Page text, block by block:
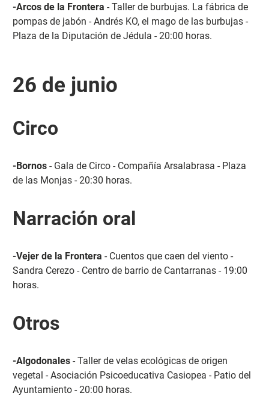
-Arcos de la Frontera - Taller de burbujas. La fábrica de
pompas de jabón - Andrés KO, el mago de las burbujas -
Plaza de la Diputación de Jédula - 20:00 horas.
26 de junio
Circo
-Bornos- Gala de Circo - Compañía Arsalabrasa - Plaza
de las Monjas - 20:30 horas.
Narración oral
-Vejer de la Frontera - Cuentos que caen del viento -
Sandra Cerezo - Centro de barrio de Cantarranas - 19:00
horas.
Otros
-Algodonales- Taller de velas ecológicas de origen
vegetal - Asociación Psicoeducativa Casiopea - Patio del
Ayuntamiento - 20:00 horas.